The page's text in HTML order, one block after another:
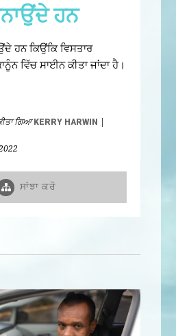
ਹਨ
ਹਨ ਕਿਉਂਕਿ ਵਿਸਤਾਰ
ਵਿੱਚ ਸਾਈਨ ਕੀਤਾ ਜਾਂਦਾ ਹੈ।
ਗਿਆKERRY HARWIN
ਸਾਂਝਾ ਕਰੋ